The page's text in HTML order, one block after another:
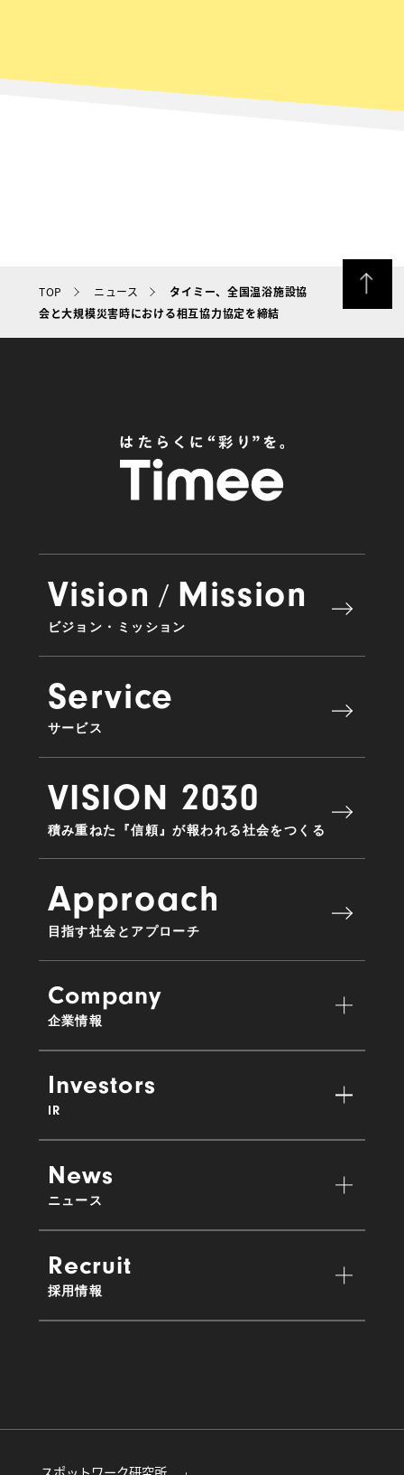
TOP ニュース
タイミー、全国温浴施設協
会と大規模災害時における相互協力協定を締結
Vision / Mission
ビジョン・ミッション
Service
サービス
VISION 2030
積み重ねた『信頼』が報われる社会をつくる
Approach
目指す社会とアプローチ
Company
企業情報
Investors
IR
News
ニュース
Recruit
採用情報